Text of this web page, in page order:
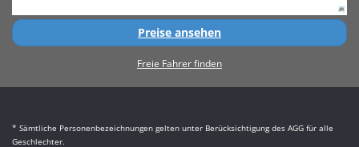
Preise ansehen
Freie Fahrer finden
* Sämtliche Personenbezeichnungen gelten unter Berücksichtigung des AGG für alle
Geschlechter.